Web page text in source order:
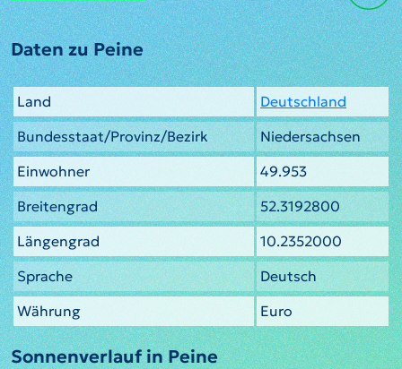
Daten zu Peine
Land
Deutschland
Bundesstaat/Provinz/Bezirk
Niedersachsen
Einwohner
49.953
Breitengrad
52.3192800
Längengrad
10.2352000
Sprache
Deutsch
Währung
Euro
Sonnenverlauf in Peine